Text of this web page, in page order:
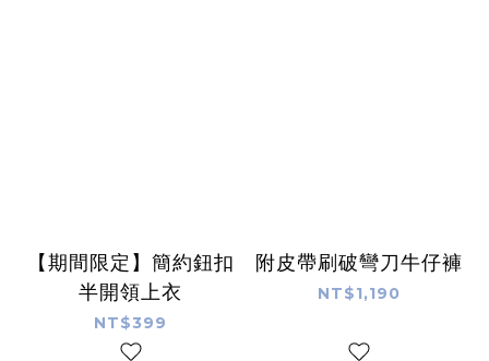
【期間限定】簡約鈕扣
半開領上衣
NT$399
附皮帶刷破彎刀牛仔褲
NT$1,190